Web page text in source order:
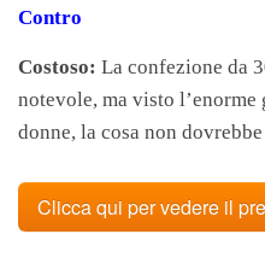
Contro
Costoso: La confezione da
notevole, ma visto
donne, la cosa non
Clicca qui per vedere il